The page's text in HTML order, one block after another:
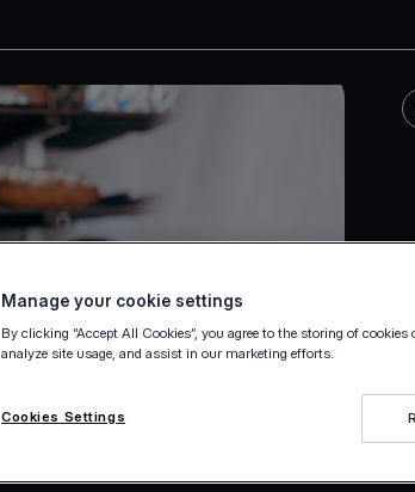
Manage your cookie settings
By clicking “Accept All Cookies”, you agree to the storing of
analyze site usage, and assist in our marketing efforts.
Cookies Settings